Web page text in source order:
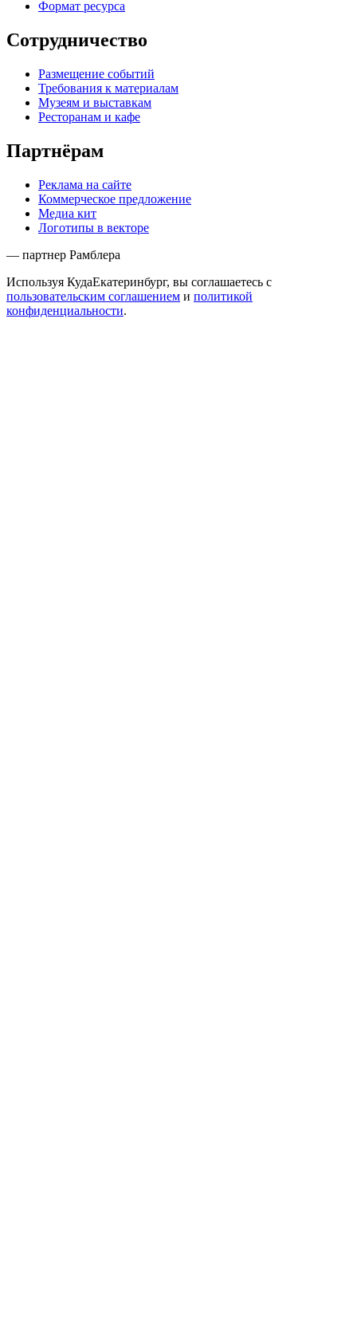
Формат ресурса
Сотрудничество
Размещение событий
Требования к материалам
Музеям и выставкам
Ресторанам и кафе
Партнёрам
Реклама на сайте
Коммерческое предложение
Медиа кит
Логотипы в векторе
— партнер Рамблера
Используя КудаЕкатеринбург, вы соглашаетесь с
пользовательским соглашением и политикой
конфиденциальности.